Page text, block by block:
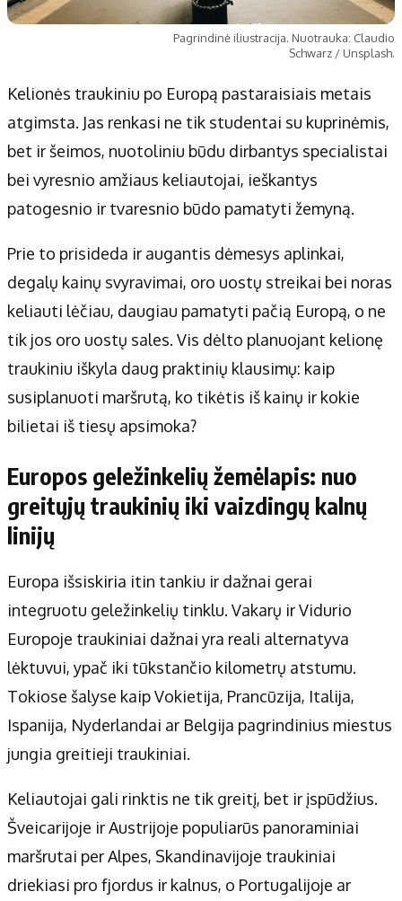
Pagrindinė iliustracija. Nuotrauka: Claudio
Schwarz / Unsplash.
Kelionės traukiniu po Europą pastaraisiais metais
atgimsta. Jas renkasi ne tik studentai su kuprinėmis,
bet ir šeimos, nuotoliniu būdu dirbantys specialistai
bei vyresnio amžiaus keliautojai, ieškantys
patogesnio ir tvaresnio būdo pamatyti žemyną.
Prie to prisideda ir augantis dėmesys aplinkai,
degalų kainų svyravimai, oro uostų streikai bei noras
keliauti lėčiau, daugiau pamatyti pačią Europą, o ne
tik jos oro uostų sales. Vis dėlto planuojant kelionę
traukiniu iškyla daug praktinių klausimų: kaip
susiplanuoti maršrutą, ko tikėtis iš kainų ir kokie
bilietai iš tiesų apsimoka?
Europos geležinkelių žemėlapis: nuo
greitųjų traukinių iki vaizdingų kalnų
linijų
Europa išsiskiria itin tankiu ir dažnai gerai
integruotu geležinkelių tinklu. Vakarų ir Vidurio
Europoje traukiniai dažnai yra reali alternatyva
lėktuvui, ypač iki tūkstančio kilometrų atstumu.
Tokiose šalyse kaip Vokietija, Prancūzija, Italija,
Ispanija, Nyderlandai ar Belgija pagrindinius miestus
jungia greitieji traukiniai.
Keliautojai gali rinktis ne tik greitį, bet ir įspūdžius.
Šveicarijoje ir Austrijoje populiarūs panoraminiai
maršrutai per Alpes, Skandinavijoje traukiniai
driekiasi pro fjordus ir kalnus, o Portugalijoje ar